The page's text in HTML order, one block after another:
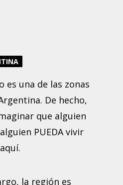
es una de las zonas
De hecho,
que alguien
PUEDA vivir
aquí.
la región es